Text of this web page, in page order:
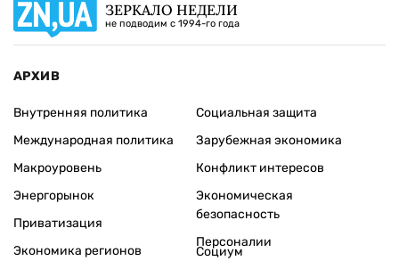
ЗЕРКАЛО НЕДЕЛИ
не подводим с 1994-го года
АРХИВ
Внутренняя политика
Международная политика
Макроуровень
Энергорынок
Приватизация
Экономика регионов
Социальная защита
Зарубежная экономика
Конфликт интересов
Экономическая
безопасность
Персоналии
Социум